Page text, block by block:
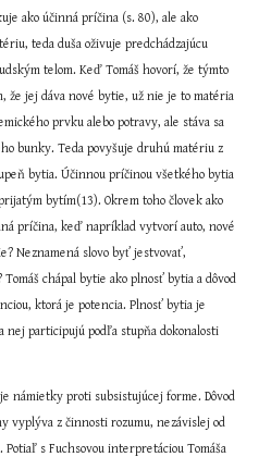
ako účinná príčina (s. 80), ale ako
teda duša oživuje predchádzajúcu
telom. Keď Tomáš hovorí, že týmto
že jej dáva nové bytie, už nie je to matéria
prvku alebo potravy, ale stáva sa
bunky. Teda povyšuje druhú matériu z
bytia. Účinnou príčinou všetkého bytia
bytím(13). Okrem toho človek ako
príčina, keď napríklad vytvorí auto, nové
Neznamená slovo byť jestvovať,
chápal bytie ako plnosť bytia a dôvod
ktorá je potencia. Plnosť bytia je
nej participujú podľa stupňa dokonalosti
námietky proti subsistujúcej forme. Dôvod
vyplýva z činnosti rozumu, nezávislej od
s Fuchsovou interpretáciou Tomáša